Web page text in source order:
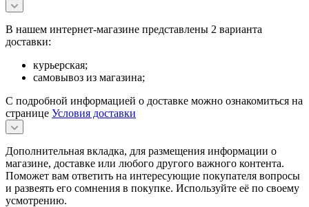
В нашем интернет-магазине представлены 2 варианта
доставки:
курьерская;
самовывоз из магазина;
С подробной информацией о доставке можно ознакомиться на
странице Условия доставки
Дополнительная вкладка, для размещения информации о
магазине, доставке или любого другого важного контента.
Поможет вам ответить на интересующие покупателя вопросы
и развеять его сомнения в покупке. Используйте её по своему
усмотрению.